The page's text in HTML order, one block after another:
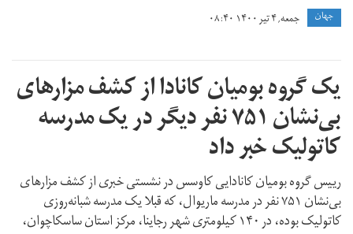
جهان جمعه, ۴ تیر ۱۴۰۰ ۰۸:۴۰
یک گروه بومیان کانادا از کشف مزارهای
بی‌نشان ۷۵۱ نفر دیگر در یک مدرسه
کاتولیک خبر داد
رییس گروه بومیان کانادایی کاوسس در نشستی خبری از کشف مزارهای
بی‌نشان ۷۵۱ نفر در مدرسه ماریوال، که قبلا یک مدرسه شبانه‌روزی
کاتولیک بوده، در ۱۴۰ کیلومتری شهر رجاینا، مرکز استان ساسکاچوان،